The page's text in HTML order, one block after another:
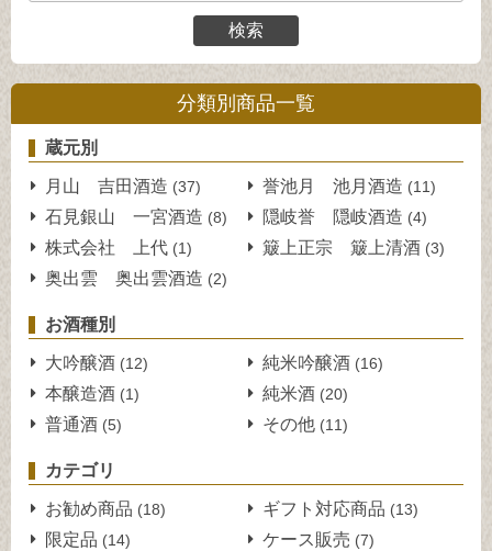
分類別商品一覧
蔵元別
月山 吉田酒造 (37) 誉池月 池月酒造 (11)
石見銀山 一宮酒造 (8) 隠岐誉 隠岐酒造 (4)
株式会社 上代 (1) 簸上正宗 簸上清酒 (3)
奥出雲 奥出雲酒造 (2)
お酒種別
大吟醸酒 (12) 純米吟醸酒 (16)
本醸造酒 (1) 純米酒 (20)
普通酒 (5) その他 (11)
カテゴリ
お勧め商品 (18) ギフト対応商品 (13)
限定品 (14) ケース販売 (7)